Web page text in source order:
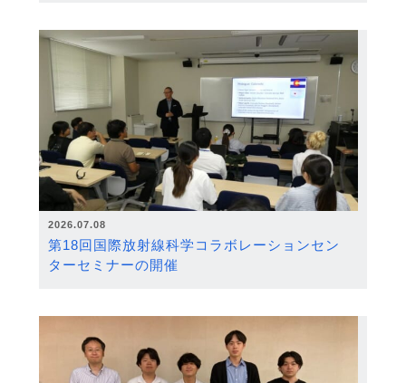
2026.07.08
第18回国際放射線科学コラボレーションセン
ターセミナーの開催